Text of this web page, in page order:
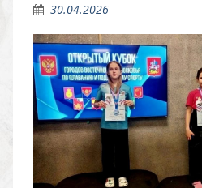
30.04.2026